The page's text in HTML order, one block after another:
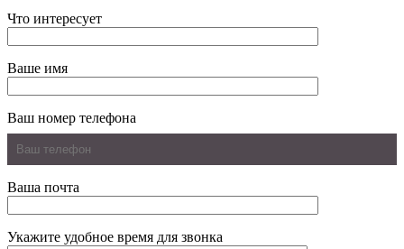
Что интересует
Ваше имя
Ваш номер телефона
Ваша почта
Укажите удобное время для звонка